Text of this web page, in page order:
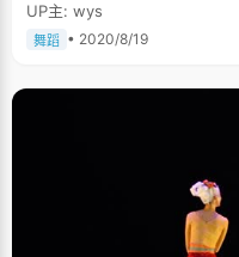
UP主: wys
舞蹈 • 2020/8/19